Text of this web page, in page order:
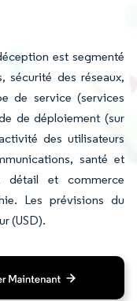
est segmenté
sécurité des réseaux,
de service (services
de déploiement (sur
des utilisateurs
santé et
et commerce
Les prévisions du
(USD).